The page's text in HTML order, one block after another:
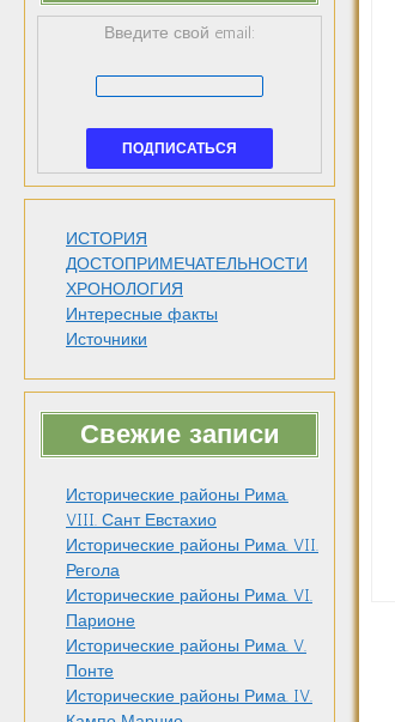
Введите свой email:
ИСТОРИЯ
ДОСТОПРИМЕЧАТЕЛЬНОСТИ
ХРОНОЛОГИЯ
Интересные факты
Источники
Свежие записи
Исторические районы Рима.
VIII. Сант Евстахио
Исторические районы Рима. VII.
Регола
Исторические районы Рима. VI.
Парионе
Исторические районы Рима. V.
Понте
Исторические районы Рима. IV.